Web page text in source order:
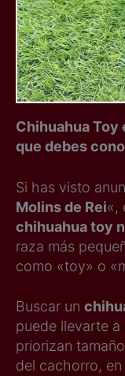
Chihuahua Toy
que debes
Si has visto
Molins de Rei«,
chihuahua toy
raza más
como «toy» o
Buscar un
puede llevarte
priorizan
del cachorro,